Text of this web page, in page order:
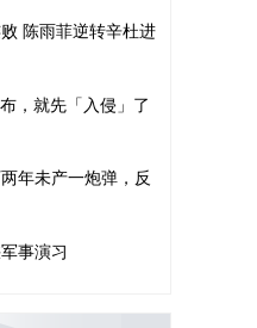
陈雨菲逆转辛杜进
，就先「入侵」了
年未产一炮弹，反
事演习